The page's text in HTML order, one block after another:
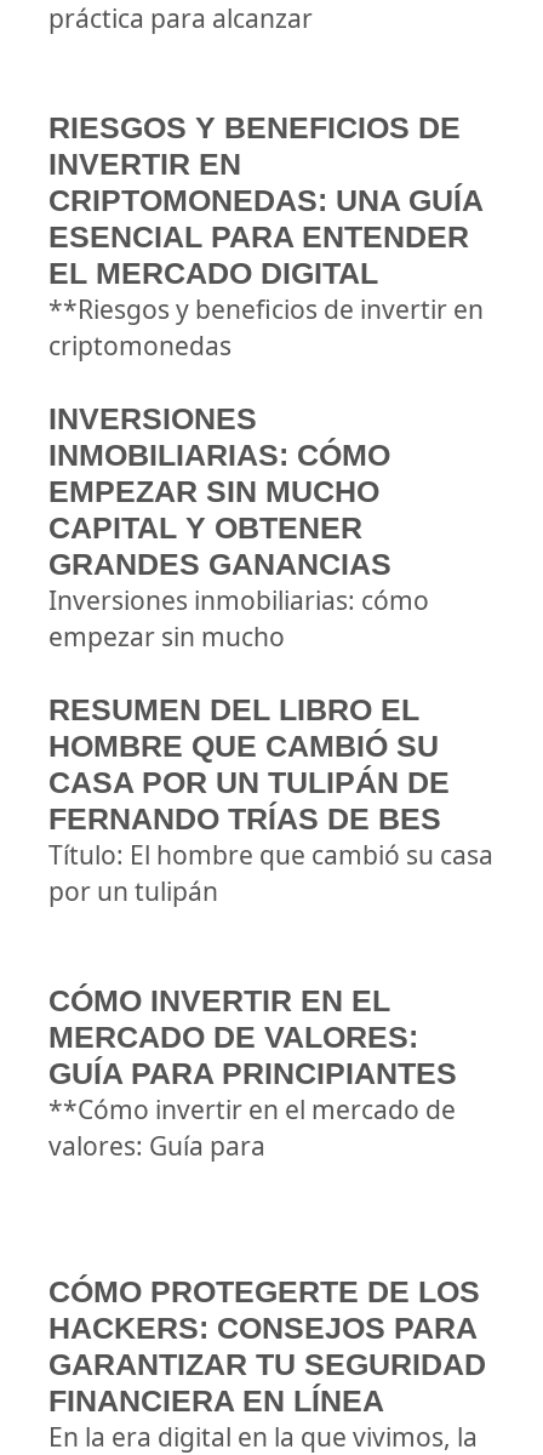
práctica para alcanzar
RIESGOS Y BENEFICIOS DE
INVERTIR EN
CRIPTOMONEDAS: UNA GUÍA
ESENCIAL PARA ENTENDER
EL MERCADO DIGITAL
**Riesgos y beneficios de invertir en
criptomonedas
INVERSIONES
INMOBILIARIAS: CÓMO
EMPEZAR SIN MUCHO
CAPITAL Y OBTENER
GRANDES GANANCIAS
Inversiones inmobiliarias: cómo
empezar sin mucho
RESUMEN DEL LIBRO EL
HOMBRE QUE CAMBIÓ SU
CASA POR UN TULIPÁN DE
FERNANDO TRÍAS DE BES
Título: El hombre que cambió su casa
por un tulipán
CÓMO INVERTIR EN EL
MERCADO DE VALORES:
GUÍA PARA PRINCIPIANTES
**Cómo invertir en el mercado de
valores: Guía para
CÓMO PROTEGERTE DE LOS
HACKERS: CONSEJOS PARA
GARANTIZAR TU SEGURIDAD
FINANCIERA EN LÍNEA
En la era digital en la que vivimos, la